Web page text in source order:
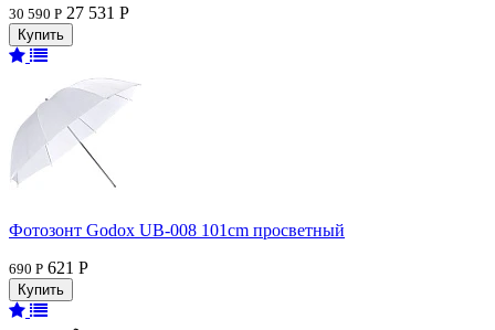
30 590 Р 27 531 Р
Фотозонт Godox UB-008 101cm просветный
690 Р 621 Р